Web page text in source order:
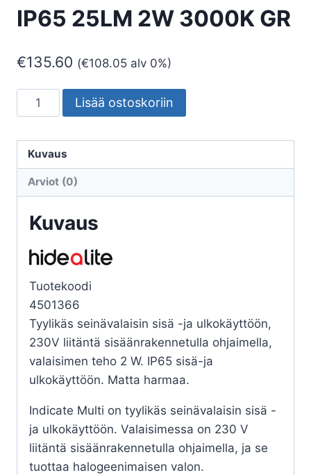
IP65 25LM 2W 3000K GR
€135.60 (€108.05 alv 0%)
SEINÄVALAISIN
ULKO
25LM
2W
määrä
Lisää ostoskoriin
Kuvaus
Arviot (0)
Kuvaus
Tuotekoodi
4501366
Tyylikäs seinävalaisin sisä -ja ulkokäyttöön,
230V liitäntä sisäänrakennetulla ohjaimella,
valaisimen teho 2 W. IP65 sisä-ja
ulkokäyttöön. Matta harmaa.
Indicate Multi on tyylikäs seinävalaisin sisä -
ja ulkokäyttöön. Valaisimessa on 230 V
liitäntä sisäänrakennetulla ohjaimella, ja se
tuottaa halogeenimaisen valon.